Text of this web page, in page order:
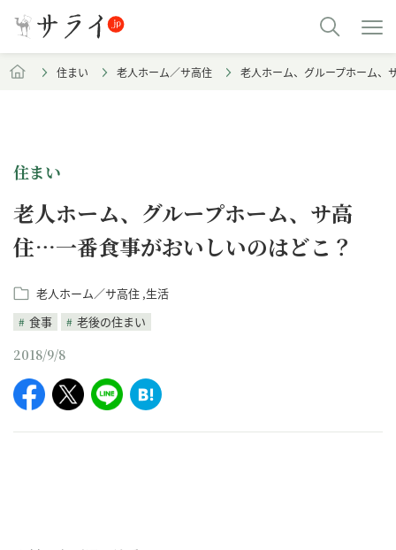
住まい 老人ホーム／サ高住 老人ホーム、グループホーム
住まい
老人ホーム、グループホーム、サ高
住…一番食事がおいしいのはどこ？
老人ホーム／サ高住 生活
食事
老後の住まい
2018/9/8